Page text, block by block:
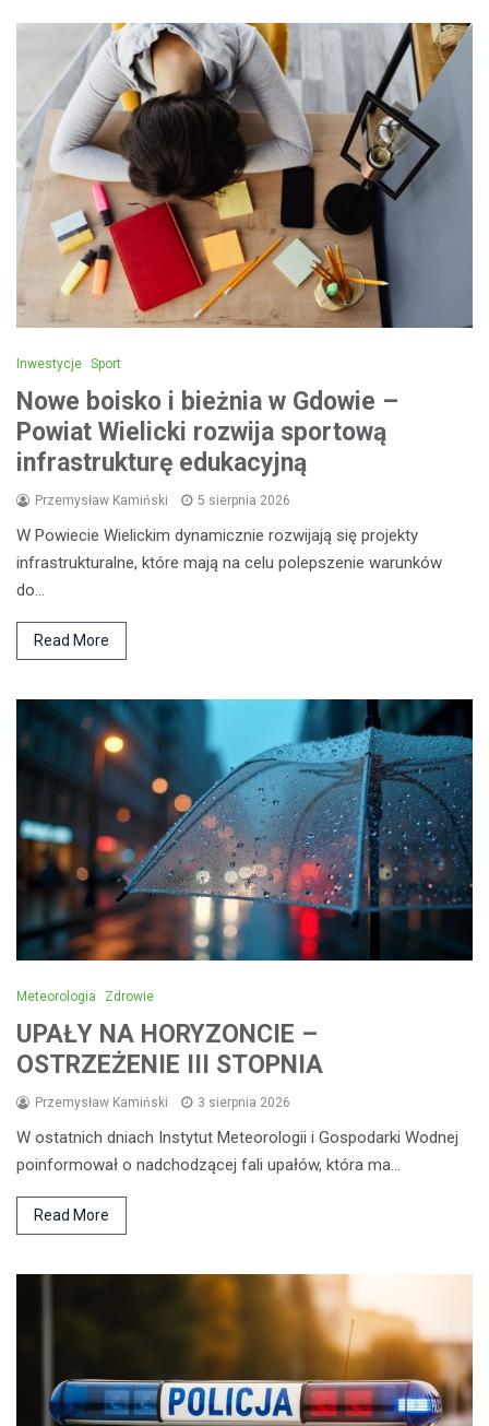
Inwestycje Sport
Nowe boisko i bieżnia w Gdowie –
Powiat Wielicki rozwija sportową
infrastrukturę edukacyjną
Przemysław Kamiński 5 sierpnia 2026
W Powiecie Wielickim dynamicznie rozwijają się projekty
infrastrukturalne, które mają na celu polepszenie warunków
do…
Read More
Meteorologia Zdrowie
UPAŁY NA HORYZONCIE –
OSTRZEŻENIE III STOPNIA
Przemysław Kamiński 3 sierpnia 2026
W ostatnich dniach Instytut Meteorologii i Gospodarki Wodnej
poinformował o nadchodzącej fali upałów, która ma…
Read More